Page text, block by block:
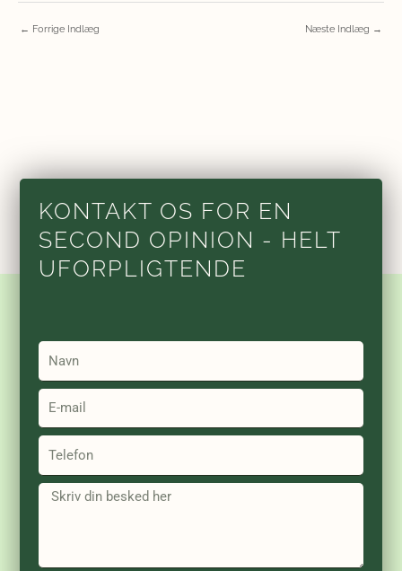
← Forrige Indlæg Næste Indlæg →
KONTAKT OS FOR EN
SECOND OPINION - HELT
UFORPLIGTENDE
Name
Email
Telefon
Message